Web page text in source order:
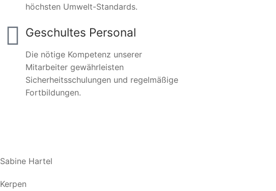
höchsten Umwelt-Standards.
Geschultes Personal
Die nötige Kompetenz unserer
Mitarbeiter gewährleisten
Sicherheitsschulungen und regelmäßige
Fortbildungen.
Sabine Hartel
Kerpen